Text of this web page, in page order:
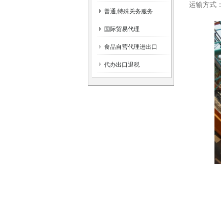
普通,特殊关务服务
国际贸易代理
食品自营代理进出口
代办出口退税
运输方式